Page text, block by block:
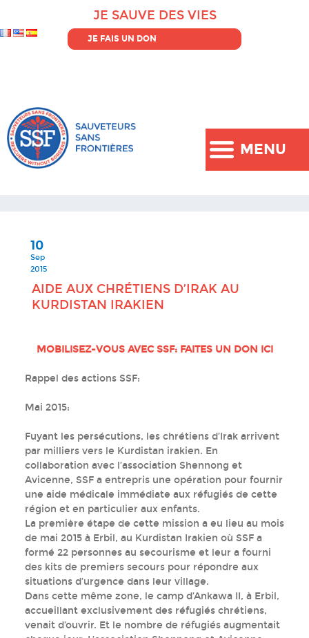
MENU
JE SAUVE DES VIES
JE FAIS UN DON
10
Sep
2015
AIDE AUX CHRÉTIENS D’IRAK AU
KURDISTAN IRAKIEN
MOBILISEZ-VOUS AVEC SSF: FAITES UN DON ICI
Rappel des actions SSF:
Mai 2015:
Fuyant les persécutions, les chrétiens d’Irak arrivent
par milliers vers le Kurdistan irakien. En
collaboration avec l’association Shennong et
Avicenne, SSF a entrepris une opération pour fournir
une aide médicale immédiate aux réfugiés de cette
région et en particulier aux enfants.
La première étape de cette mission a eu lieu au mois
de mai 2015 à Erbil, au Kurdistan Irakien où SSF a
formé 22 personnes au secourisme et leur a fourni
des kits de premiers secours pour répondre aux
situations d’urgence dans leur village.
Dans cette même zone, le camp d’Ankawa II, à Erbil,
accueillant exclusivement des réfugiés chrétiens,
venait d’ouvrir. Et le nombre de réfugiés augmentait